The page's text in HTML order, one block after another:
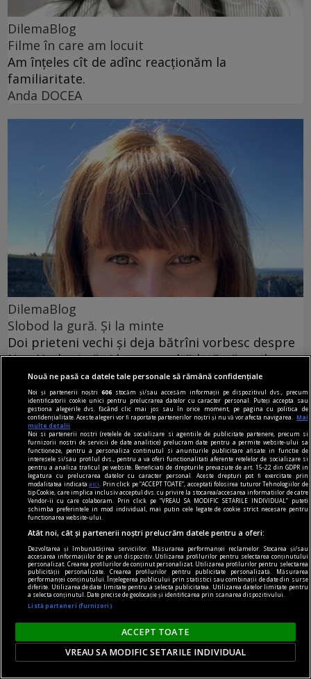
DilemaBlog
Filme în care am locuit
Am înțeles cît de adînc reacționăm la
familiaritate.
Anda DOCEA
DilemaBlog
Slobod la gură. Și la minte
Doi prieteni vechi și deja bătrîni vorbesc despre
New York, viață și lume, ca altădată păpușile
din Muppets.
Ana Maria SANDU
DilemaBlog
Puterea televizorului
Nemulțumirile au săpat adînc și discursul
apocaliptic de la tv le-a alimentat decenii la rînd.
Nouă ne pasă ca datele tale personale să rămână confidențiale
Noi și partenerii noștri606 stocăm și/sau accesăm informații pe dispozitivul dvs., precum
identificatorii cookie unici pentru prelucrarea datelor cu caracter personal. Puteți accepta sau
gestiona alegerile dvs. făcând clic mai jos sau în orice moment, pe pagina cu politica de
confidențialitate. Aceste alegeri vor fi raportate partenerilor noștri și nu vă vor afecta navigarea.
Mai
multe detalii
Noi si partenerii nostri (retelele de socializare si agentiile de publicitate partenere, precum si
furnizorii nostri de servicii de date analitice) prelucram date pentru a permite website-ului sa
functioneze, pentru a personaliza continutul si anunturile publicitare afisate in functie de
interesele si/sau profilul dvs., pentru a va oferi functionalitati aferente retelelor de socializare si
pentru a analiza traficul pe website. Beneficiati de drepturile prevazute de art. 15-22 din GDPR in
legatura cu prelucrarea datelor cu caracter personal. Aceste drepturi pot fi exercitate prin
modalitatea indicataaici
. Prin click pe “ACCEPT TOATE”, acceptati folosirea tuturor Tehnologiilor de
tip Cookie, care implica inclusiv acceptul dvs. cu privire la stocarea/accesarea informatiilor de catre
Vendor-ii cu care colaboram. Prin click pe “VREAU SA MODIFIC SETARILE INDIVIDUAL” puteti
schimba preferintele in mod individual, mai putin cele legate de cookie strict necesare pentru
functionarea website-ului.
Atât noi, cât și partenerii noștri prelucrăm datele pentru a oferi:
Dezvoltarea și îmbunătățirea serviciilor. Măsurarea performanței reclamelor. Stocarea și/sau
accesarea informațiilor de pe un dispozitiv. Utilizarea profilurilor pentru selectarea conținutului
personalizat. Crearea profilurilor de conținut personalizat. Utilizarea profilurilor pentru selectarea
publicității personalizate. Crearea profilurilor pentru publicitate personalizată. Măsurarea
performanței conținutului. Înțelegerea publicului prin statistici sau combinații de date din surse
diferite. Utilizarea de date limitate pentru a selecta publicitatea. Utilizarea datelor limitate pentru
a selecta conținutul. Date precise de geolocație și identificarea prin scanarea dispozitivului.
Listă parteneri (furnizori)
ACCEPT TOATE
VREAU SA MODIFIC SETARILE INDIVIDUAL